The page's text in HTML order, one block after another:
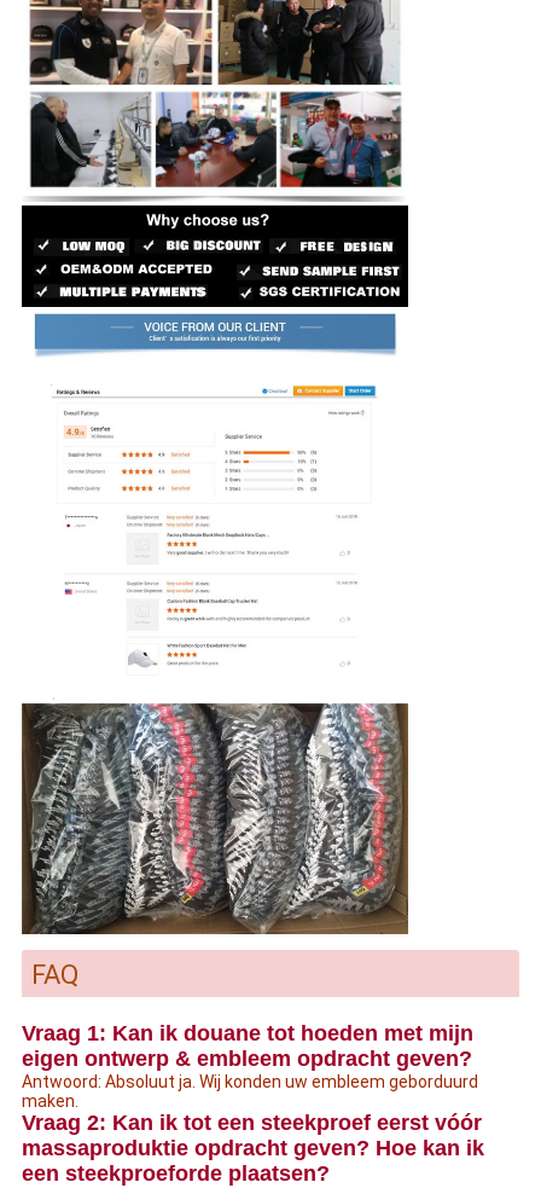
FAQ
Vraag 1: Kan ik douane tot hoeden met mijn
eigen ontwerp & embleem opdracht geven?
Antwoord: Absoluut ja. Wij konden uw embleem geborduurd
maken.
Vraag 2: Kan ik tot een steekproef eerst vóór
massaproduktie opdracht geven? Hoe kan ik
een steekproeforde plaatsen?